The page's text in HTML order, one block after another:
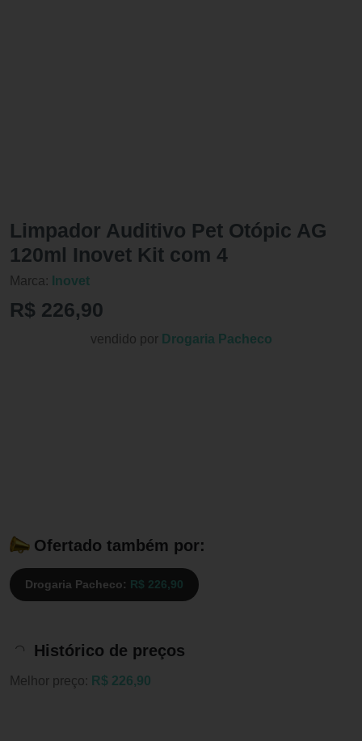
Limpador Auditivo Pet Otópic AG
120ml Inovet Kit com 4
Marca: Inovet
R$ 226,90
vendido por Drogaria Pacheco
Ofertado também por:
Drogaria Pacheco: R$ 226,90
Histórico de preços
Melhor preço: R$ 226,90